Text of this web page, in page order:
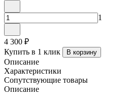
1
4 300 ₽
Купить в 1 клик
В корзину
Описание
Характеристики
Сопутствующие товары
Описание